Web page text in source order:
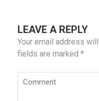
LEAVE A REPLY
Your email address
fields are marked *
Comment